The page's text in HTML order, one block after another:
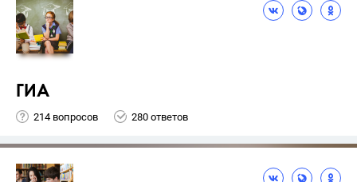
ГИА
214 вопросов 280 ответов